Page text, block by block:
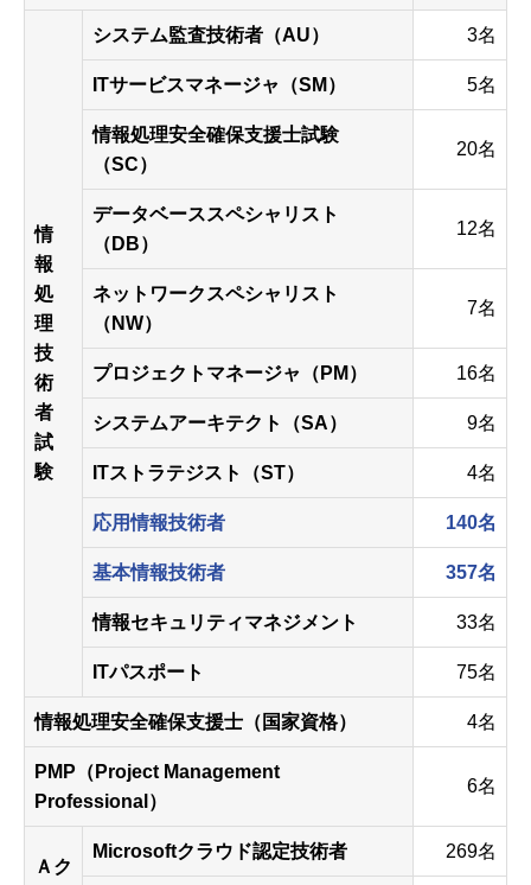
情
報
処
理
技
術
者
試
験
システム監査技術者（AU） 3名
ITサービスマネージャ（SM） 5名
情報処理安全確保支援士試験
（SC）
20名
データベーススペシャリスト
（DB）
12名
ネットワークスペシャリスト
（NW）
7名
プロジェクトマネージャ（PM） 16名
システムアーキテクト（SA） 9名
ITストラテジスト（ST） 4名
応用情報技術者 140名
基本情報技術者 357名
情報セキュリティマネジメント 33名
ITパスポート 75名
情報処理安全確保支援士（国家資格） 4名
PMP（Project Management
Professional）
6名
Ａク
Microsoftクラウド認定技術者 269名